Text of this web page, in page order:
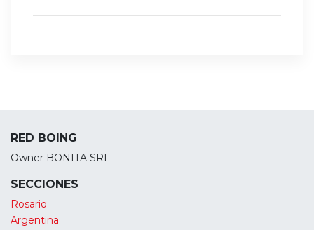
RED BOING
Owner BONITA SRL
SECCIONES
Rosario
Argentina